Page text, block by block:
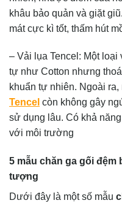
khâu bảo quản và giặt
mát cực kì tốt, thấm hút
– Vải lụa Tencel: Một
tự như Cotton nhưng
khuẩn tự nhiên. Ngoài
Tencel còn không gây
sử dụng lâu. Có khả
với môi trường
5 mẫu chăn ga gối đệm
tượng
Dưới đây là một số mẫu